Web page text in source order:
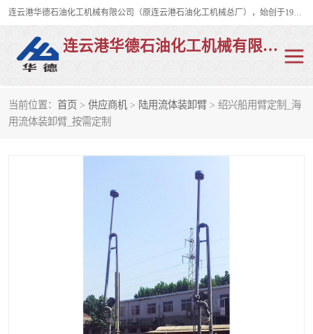
连云港华德石油化工机械有限公司（原连云港石油化工机械总厂），始创于1982年，是从事码头船用流体装卸臂、陆用流体装卸臂（鹤管）、活动梯、钢构平台、定量装车系统等全系列流体装卸设备的设计、制造、销售以及服务的专业供应商。
连云港华德石油化工机械有限公司
当前位置： 首页 > 供应商机 > 陆用流体装卸臂 > 绍兴船用臂定制_海
用流体装卸臂_按需定制
陆用流体装卸臂
液氯鹤管
活动梯
卸车鹤管
输油臂
紧急脱离干式接头 火车鹤管
顶部鹤管